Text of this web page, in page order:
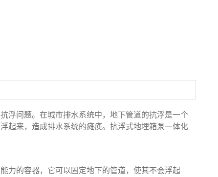
浮问题。在城市排水系统中，地下管道的抗浮是一个
起来，造成排水系统的瘫痪。抗浮式地埋箱泵一体化
力的容器，它可以固定地下的管道，使其不会浮起